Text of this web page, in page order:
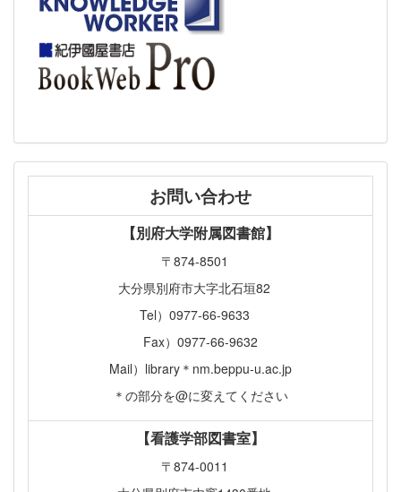
お問い合わせ
【別府大学附属図書館】
〒874-8501
大分県別府市大字北石垣82
Tel）0977-66-9633
Fax）0977-66-9632
Mail）library＊nm.beppu-u.ac.jp
＊の部分を@に変えてください
【看護学部図書室】
〒874-0011